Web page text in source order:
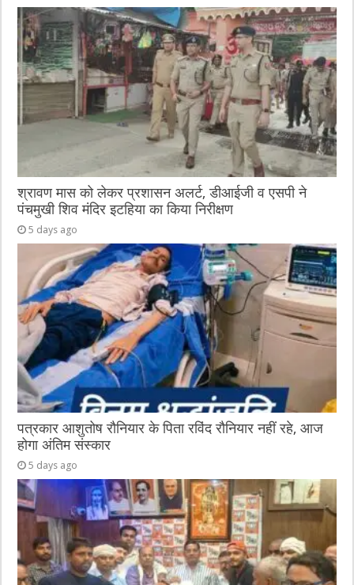
श्रावण मास को लेकर प्रशासन अलर्ट, डीआईजी व एसपी ने
पंचमुखी शिव मंदिर इटहिया का किया निरीक्षण
5 days ago
पत्रकार आशुतोष रौनियार के पिता रविंद रौनियार नहीं रहे, आज
होगा अंतिम संस्कार
5 days ago